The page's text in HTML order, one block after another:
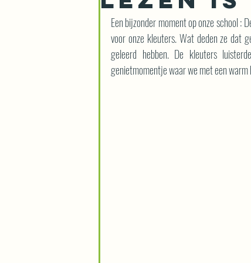
Een bijzonder moment op onze school :
voor onze kleuters. Wat deden ze dat
geleerd hebben. De kleuters
genietmomentje waar we met een